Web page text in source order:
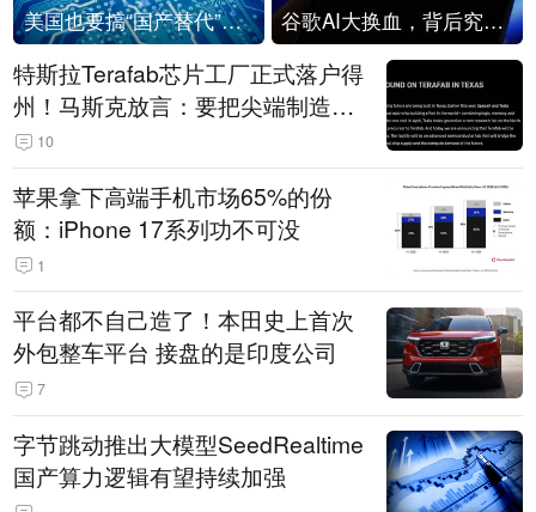
美国也要搞“国产替代”？先算清三笔账 谷歌AI大换血，背后究竟发生了什么？
特斯拉Terafab芯片工厂正式落户得
州！马斯克放言：要把尖端制造带
回美国
10
苹果拿下高端手机市场65%的份
额：iPhone 17系列功不可没
1
平台都不自己造了！本田史上首次
外包整车平台 接盘的是印度公司
7
字节跳动推出大模型SeedRealtime
国产算力逻辑有望持续加强